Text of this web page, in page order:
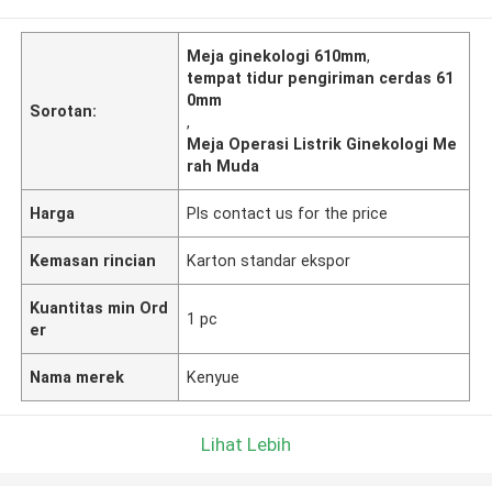
Sorotan:
Meja ginekologi 610mm,
tempat tidur pengiriman cerdas 61
0mm
,
Meja Operasi Listrik Ginekologi Me
rah Muda
Harga Pls contact us for the price
Kemasan rincian Karton standar ekspor
Kuantitas min Ord
er
1 pc
Nama merek Kenyue
Lihat Lebih